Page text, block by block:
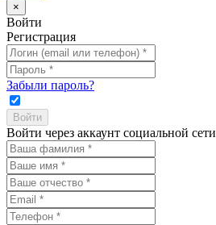
×
Войти
Регистрация
Забыли пароль?
Войти через аккаунт социальной сети